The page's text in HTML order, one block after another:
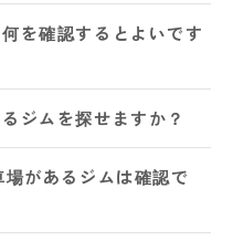
を確認するとよいです
ジムを探せますか？
があるジムは確認で